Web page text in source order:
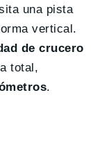
una pista
vertical.
de crucero
total,
.